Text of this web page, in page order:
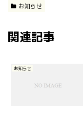
お知らせ
関連記事
お知らせ